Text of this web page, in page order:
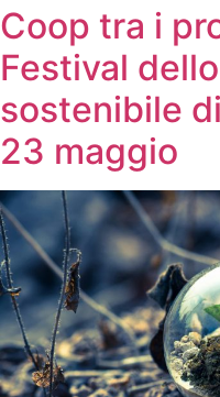
Coop tra i
Festival
sostenibile
23 maggio